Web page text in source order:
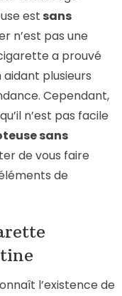
est sans
n’est pas une
a prouvé
aidant plusieurs
Cependant,
n’est pas facile
sans
de vous faire
de
l’existence de